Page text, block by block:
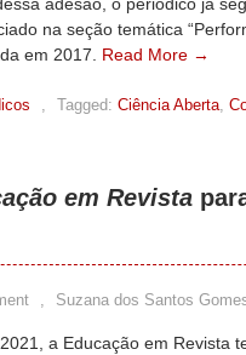
na seção temática
em 2017. Read More →
, Tagged: Ciência Aberta,
em Revista
, Suzana dos Santos
a Educação em Revista